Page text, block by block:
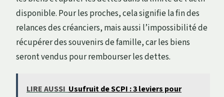
disponible. Pour les proches, cela signifie la fin des
relances des créanciers, mais aussi l’impossibilité de
récupérer des souvenirs de famille, car les biens
seront vendus pour rembourser les dettes.
LIRE AUSSI Usufruit de SCPI : 3 leviers pour